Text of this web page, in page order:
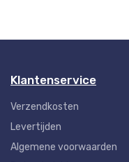
Klantenservice
Verzendkosten
Levertijden
Algemene voorwaarden